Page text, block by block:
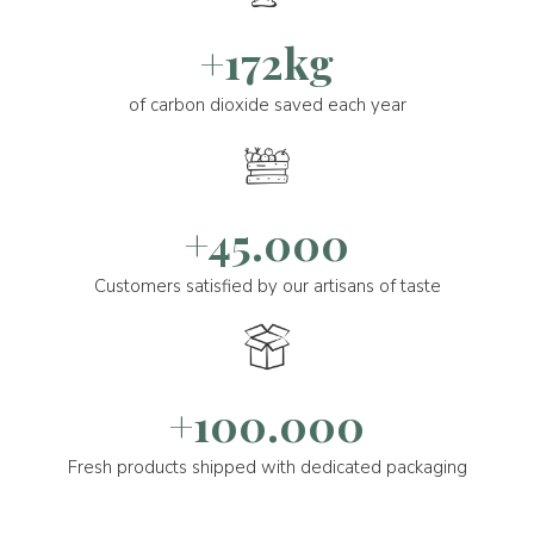
+172kg
of carbon dioxide saved each year
+45.000
Customers satisfied by our artisans of taste
+100.000
Fresh products shipped with dedicated packaging